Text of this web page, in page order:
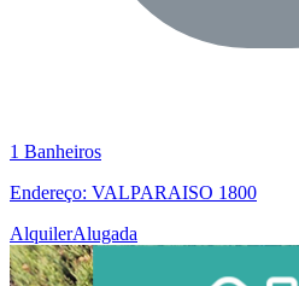
1 Banheiros
Endereço: VALPARAISO 1800
AlquilerAlugada